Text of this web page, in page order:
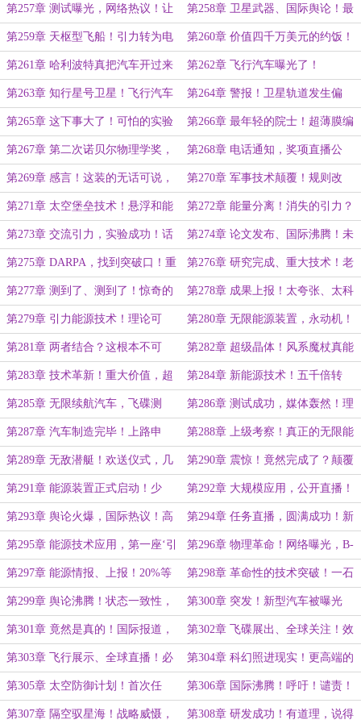
飞船测试！ 武器！很可怕啊……
第257章 测试曝光，网络热议！让
反导体系崩溃的ZXZ武器……
第258章 卫星武器、国际舆论！最
大的优势是便宜啊……
第259章 天枢型飞船！引力转为电
磁力？什么技术都可实现！
第260章 价值四千万美元的约饭！
不会造汽车，会造飞行汽车……
第261章 哈利波特真把汽车开过来
了！
第262章 飞行汽车曝光了！
第263章 知行星号卫星！飞行汽车
和经济利益！
第264章 警报！卫星轨道发生偏
转！
第265章 这下事大了！可怕的实验
卫星，确定引力转化……
第266章 最年轻的院士！超薄膜编
译，你们的研究都到这一步了！
第267章 第二次诺贝尔物理学奖，
让人说不出反对的决定！
第268章 电话通知，奖项直播公
开！这家伙是谁啊……
第269章 感言！这装的无话可说，
超薄膜研究突破！
第270章 军事技术颠覆！规则改
写，中远程导弹失去意义……
第271章 太空堡垒技术！悬浮和能
量都有了？
第272章 能量分离！消失的引力？
统一四大力！
第273章 交流引力，实验成功！话
又说回来了……
第274章 论文发布、国际沸腾！未
来科技，竟然是真的！
第275章 DARPA，找到突破口！重
新投胎才有希望……
第276章 研究完成、重大技术！老
陈，快来见证历史……
第277章 测到了、测到了！惊奇的
位置，材料下方？怎么可能……
第278章 成果上报！太夸张、太科
幻？徐老师再次来访……
第279章 引力能源技术！理论可
行？全力支持！
第280章 无限能源装置，永动机！
姜幼平：我来设计？
第281章 两者结合？这根本不可
能！共通之处……
第282章 超级晶体！风系魔杖真能
实现！
第283章 技术革新！重大价值，超
高引力转化……
第284章 新能源技术！五千倍转
化，大规模应用的必然性……
第285章 无限续航汽车，飞碟测
试！轨迹，才是最了不起的地方……
第286章 测试成功，媒体轰然！理
论无限，实际也要无限……
第287章 汽车制造完毕！上路申
请、无限续航？你的消息落后了……
第288章 上级考察！真正的无限能
源，几个月提升十倍？正常操作！
第289章 无敌潜艇！欢送仪式，几
个月？现在已经解决了！
第290章 震惊！竟然完成了？颠覆
性，究竟是什么……
第291章 能源装置正式启动！少
说、多看？自我怀疑……
第292章 大规模应用，公开直播！
进入下一阶段……
第293章 舆论火爆，国际热议！高
效率、低成本，垄断卫星发射市场！
第294章 任务直播，圆满成功！新
技术带来的冲击……
第295章 能源技术应用，第一座‘引
力转化发电站’！
第296章 物理革命！网络曝光，B-
极境续航这么高吗？
第297章 能源情报、上报！20%等
于零？
第298章 革命性的技术突破！一石
二鸟，盆满钵满！
第299章 舆论沸腾！状态一致性，
矛盾？那是一种什么样的现象！
第300章 突发！新型汽车被曝光
了！事实如此，左右为难……
第301章 竟然是真的！国际报道，
可怕的未来：下一个倒下的公司？
第302章 飞碟展出、全球关注！效
率低？更有科技感了！
第303章 飞行展示、全球直播！必
须拥有，一年能不能行！
第304章 科幻照进现实！更高端的
技术？研究起步了……
第305章 太空防御计划！首次任
务：清理中轨卫星！
第306章 国际沸腾！呼吁！谴责！
无法对抗？直接认输吧！
第307章 隔空驭星海！战略威慑， 第308章 研发成功！有道理，说得